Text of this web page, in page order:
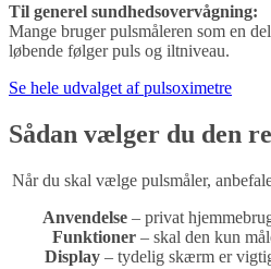
Til generel sundhedsovervågning:
Mange bruger pulsmåleren som en
løbende følger puls og iltniveau.
Se hele udvalget af pulsoximetre
Sådan vælger du den
Når du skal vælge pulsmåler,
Anvendelse– privat
Funktioner– skal den kun
Display– tydelig skærm er